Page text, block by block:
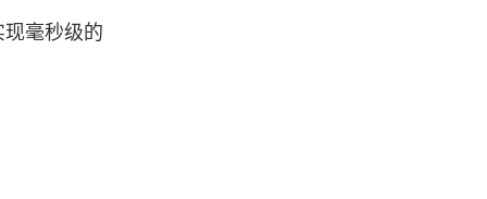
毫秒级的